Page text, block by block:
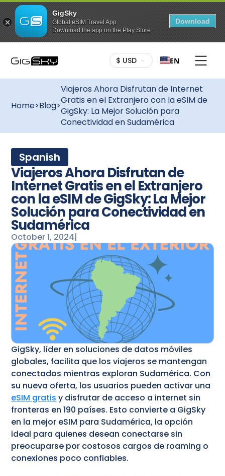
GigSky
Global eSIM Travel App
Download the app on the Play Store
Download
$ USD EN
Home>Blog>
Viajeros Ahora Disfrutan de Internet
Gratis en el Extranjero con la eSIM de
GigSky: La Mejor Solución para
Conectividad en Sudamérica
Spanish
Viajeros Ahora Disfrutan de
Internet Gratis en el Extranjero
con la eSIM de GigSky: La Mejor
Solución para Conectividad en
Sudamérica
October 1, 2024|
GigSky, líder en soluciones de datos móviles
globales, facilita que los viajeros se mantengan
conectados mientras exploran Sudamérica. Con
su nueva oferta, los usuarios pueden activar una
eSIM gratis y disfrutar de acceso a internet sin
fronteras en 190 países. Esto convierte a GigSky
en la mejor eSIM para Sudamérica, la opción
ideal para quienes desean conectarse sin
preocuparse por costosos cargos de roaming o
conexiones poco confiables.